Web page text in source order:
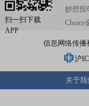
扫一扫下载
APP
妙想投
Choice
信息网络传播
沪
关于我